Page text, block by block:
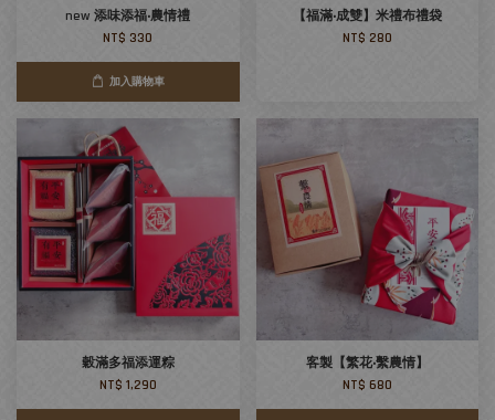
new 添味添福‧農情禮
NT$ 330
加入購物車
【福滿‧成雙】米禮布禮袋
NT$ 280
穀滿多福添運粽
NT$ 1,290
客製【繁花‧繫農情】
NT$ 680